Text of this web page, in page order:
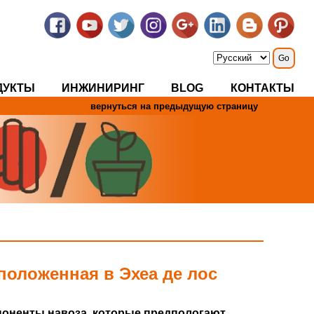
ИНЖИНИРИНГ BLOG КОНТАКТЫ
вернуться на предыдущую страницу
в Эхеа де лос